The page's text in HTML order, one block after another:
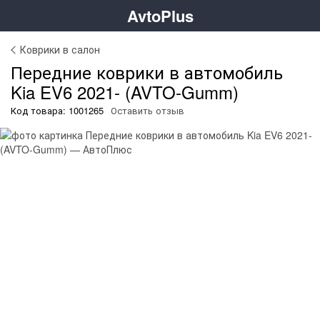
AvtoPlus
Коврики в салон
Передние коврики в автомобиль
Kia EV6 2021- (AVTO-Gumm)
Код товара: 1001265 Оставить отзыв